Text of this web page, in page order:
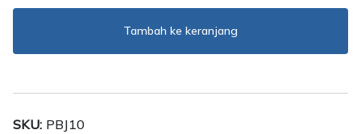
Pasang
Ringan
Tambah ke keranjang
SKU: PBJ10